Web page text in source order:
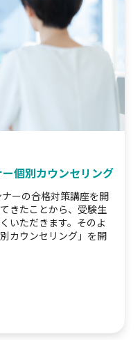
個別カウンセリング
ーの合格対策講座を開
きたことから、受験生
いただきます。そのよ
カウンセリング」を開